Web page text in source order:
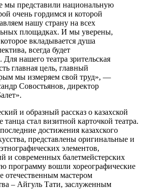
мы представили национальную
очень гордимся и которой
нашу страну на всех
площадках. И мы уверены,
вкладывается душа
всегда будет
нашего театра зрительская
главная цель, главный
мы измеряем свой труд», —
Совостьянов, директор
и образный рассказ о казахской
стал визитной карточкой театра.
достижения казахского
представлены оригинальные и
элементов,
и современных балетмейстерских
программу вошли хореографические
мастером
– Айгуль Тати, заслуженным